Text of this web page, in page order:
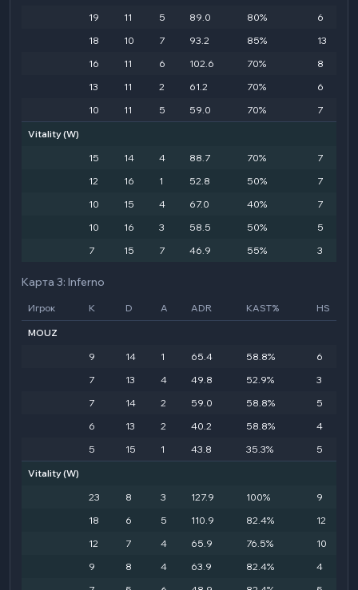
19
11 5 89.0 80%
6
18
10 7 93.2 85%
13
16
11 6 102.6 70%
8
13
11 2 61.2 70%
6
10
11 5 59.0 70%
7
Vitality(W)
15
14 4 88.7 70%
7
12
16 1 52.8 50%
7
10
15 4 67.0 40%
7
10
16 3 58.5 50%
5
7
15 7 46.9 55% 3
Карта 3: Inferno
Игрок K D A ADR KAST% HS
MOUZ
9
14 1 65.4 58.8% 6
7
13 4 49.8 52.9% 3
7
14 2 59.0 58.8% 5
6
13 2 40.2 58.8% 4
5
15 1 43.8 35.3% 5
Vitality(W)
23
8 3 127.9 100% 9
18
6 5 110.9 82.4% 12
12
7 4 65.9 76.5% 10
9
8 4 63.9 82.4% 4